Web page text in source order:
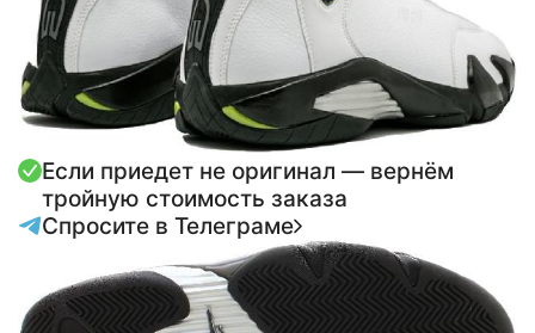
Если приедет не оригинал — вернём
тройную стоимость заказа
Спросите в Телеграме